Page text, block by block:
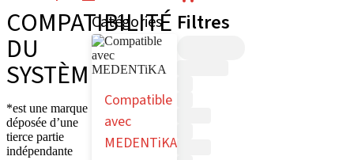
COMPATIBILITÉ
DU
SYSTÈME
*est une marque
déposée d’une
tierce partie
indépendante
Catégories
Compatible
avec
MEDENTiKA
Filtres